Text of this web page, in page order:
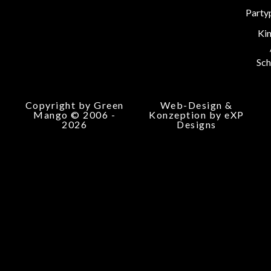
Copyright by Green
Mango © 2006 -
2026
Web-Design &
Konzeption by eXP
Designs